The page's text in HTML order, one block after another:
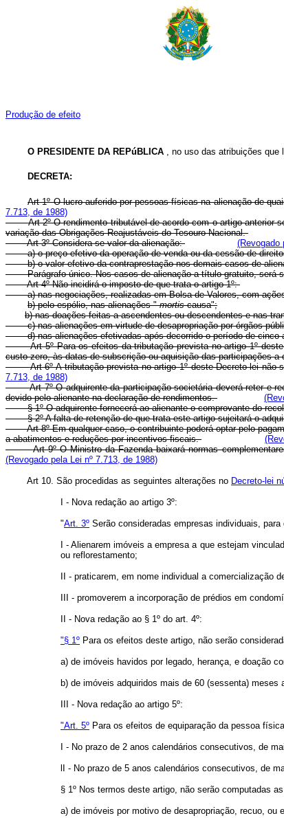
Produção de efeito
O PRESIDENTE DA REPúBLICA , no uso das atribuições
DECRETA:
Art 1º O lucro auferido por pessoas físicas na alienação de
7.713, de 1988)
Art 2º O rendimento tributável de acordo com o artigo anterior
variação das Obrigações Reajustáveis do Tesouro Nacional.
Art 3º Considera-se valor da alienação:
(Revogado
a) o preço efetivo da operação de venda ou da cessão de
b) o valor efetivo da contraprestação nos demais casos de
Parágrafo único. Nos casos de alienação a título gratuito, será
Art 4º Não incidirá o imposto de que trata o artigo 1º:
a) nas negociações, realizadas em Bolsa de Valores, com ações
b) pelo espólio, nas alienações "mortiscausa";
b) nas doações feitas a ascendentes ou
c) nas alienações em virtude de desapropriação por órgãos
d) nas alienações efetivadas após decorrido o período de cinco
Art 5º Para os efeitos da tributação prevista no artigo 1º
custo zero, às datas de subscrição ou aquisição das participações a
Art 6º A tributação prevista no artigo 1º deste Decreto-lei
7.713, de 1988)
Art 7º O adquirente da participação societária deverá reter e
devido pelo alienante na declaração de rendimentos.
§ 1º O adquirente fornecerá ao alienante o comprovante do
§ 2º A falta de retenção de que trata este artigo sujeitará o
Art 8º Em qualquer caso, o contribuinte poderá optar pelo
a abatimentos e reduções por incentivos fiscais.
Art 9º O Ministro da Fazenda baixará normas
(Revogado pela Lei nº 7.713, de 1988)
Art 10. São procedidas as seguintes alterações no Decreto-lei
I - Nova redação ao artigo 3º:
"Art. 3º Serão consideradas empresas individuais,
I - Alienarem imóveis a empresa a que estejam
ou reflorestamento;
II - praticarem, em nome individual a comercialização
III - promoverem a incorporação de prédios em
II - Nova redação ao § 1º do art. 4º:
"§ 1º Para os efeitos deste artigo, não serão
a) de imóveis havidos por legado, herança, e doação
b) de imóveis adquiridos mais de 60 (sessenta) meses
III - Nova redação ao artigo 5º:
"Art. 5º Para os efeitos de equiparação da pessoa
I - No prazo de 2 anos calendários consecutivos, de
lI - No prazo de 5 anos calendários consecutivos, de
§ 1º Nos termos deste artigo, não serão computadas
a) de imóveis por motivo de desapropriação, recuo, ou